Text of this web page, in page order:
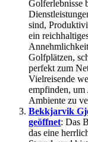
Golferlebnisse
sind,
ein
Golfplätzen,
perfekt zum
Vielreisende
empfinden,
Ambiente zu
Bekkjarvik
geöffnet: Das
das eine